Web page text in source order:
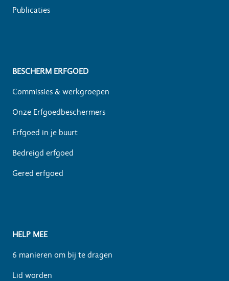
Publicaties
BESCHERM ERFGOED
Commissies & werkgroepen
Onze Erfgoedbeschermers
Erfgoed in je buurt
Bedreigd erfgoed
Gered erfgoed
HELP MEE
6 manieren om bij te dragen
Lid worden